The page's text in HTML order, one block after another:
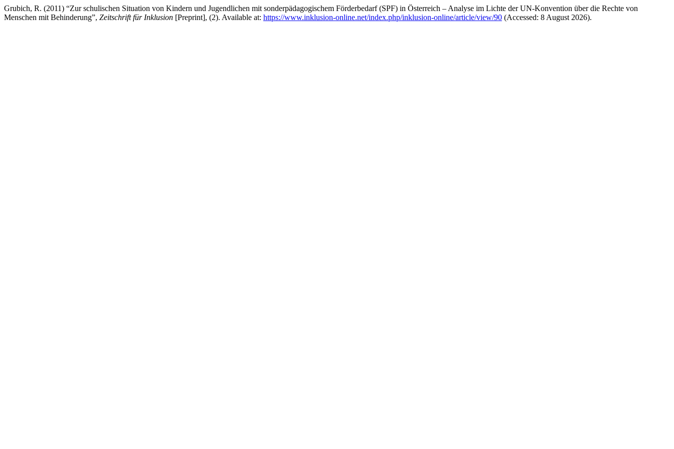
Grubich, R. (2011) “Zur schulischen Situation von Kindern und Jugendlichen mit sonderpädagogischem Förderbedarf (SPF) in Österreich – Analyse im Lichte der UN-Konvention über die Rechte von
Menschen mit Behinderung”, Zeitschrift für Inklusion [Preprint], (2). Available at: https://www.inklusion-online.net/index.php/inklusion-online/article/view/90 (Accessed: 8 August 2026).